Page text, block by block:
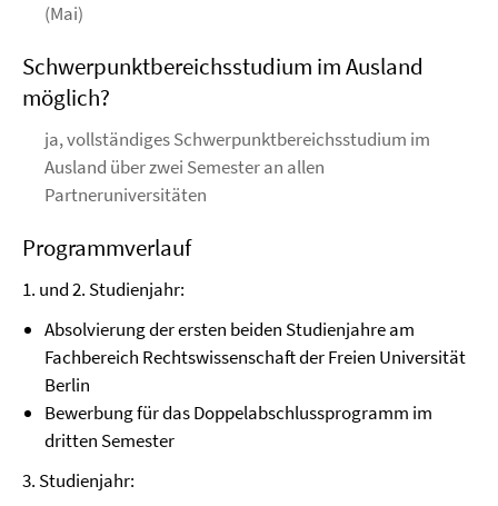
(Mai)
Schwerpunktbereichsstudium im Ausland
möglich?
ja, vollständiges Schwerpunktbereichsstudium im
Ausland über zwei Semester an allen
Partneruniversitäten
Programmverlauf
1. und 2. Studienjahr:
Absolvierung der ersten beiden Studienjahre am
Fachbereich Rechtswissenschaft der Freien Universität
Berlin
Bewerbung für das Doppelabschlussprogramm im
dritten Semester
3. Studienjahr: